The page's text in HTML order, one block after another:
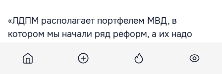
«ЛДПМ располагает портфелем МВД, в
котором мы начали ряд реформ, а их надо
некоммунистическое парламентское